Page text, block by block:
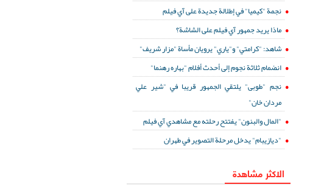
نجمة "كيميا" في إطلالة جديدة على آي فيلم
ماذا يريد جمهور آي فيلم على الشاشة؟
شاهد: "كرامتي" و"ياري" يرويان مأساة "مزار شريف"
انضمام ثلاثة نجوم إلى أحدث أفلام "بهاره رهنما"
نجم "طوبى" يلتقي الجمهور قريبا في "شير علي
مردان خان"
"المال والبنون" يفتتح رحلته مع مشاهدي آي فيلم
"ديازيبام" يدخل مرحلة التصوير في طهران
الاكثر مشاهدة